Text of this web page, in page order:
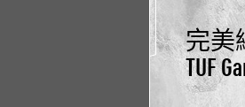
完美
TUF